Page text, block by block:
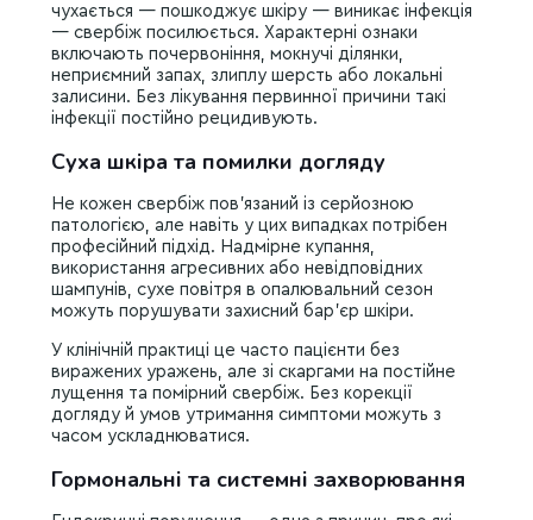
чухається — пошкоджує шкіру — виникає інфекція
— свербіж посилюється. Характерні ознаки
включають почервоніння, мокнучі ділянки,
неприємний запах, злиплу шерсть або локальні
залисини. Без лікування первинної причини такі
інфекції постійно рецидивують.
Суха шкіра та помилки догляду
Не кожен свербіж пов’язаний із серйозною
патологією, але навіть у цих випадках потрібен
професійний підхід. Надмірне купання,
використання агресивних або невідповідних
шампунів, сухе повітря в опалювальний сезон
можуть порушувати захисний бар’єр шкіри.
У клінічній практиці це часто пацієнти без
виражених уражень, але зі скаргами на постійне
лущення та помірний свербіж. Без корекції
догляду й умов утримання симптоми можуть з
часом ускладнюватися.
Гормональні та системні захворювання